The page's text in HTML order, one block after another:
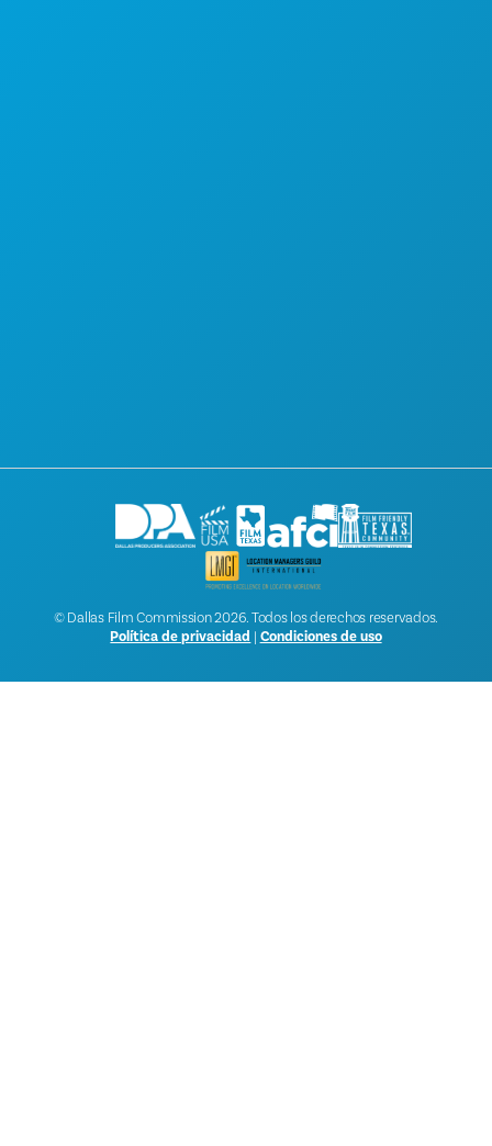
© Dallas Film Commission 2026. Todos los derechos reservados.
Política de privacidad | Condiciones de uso